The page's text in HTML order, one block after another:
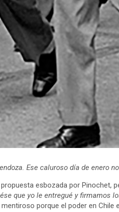
Ese caluroso día de enero
esbozada por Pinochet,
ése que yo le entregué y firmamos
porque el poder en Chile